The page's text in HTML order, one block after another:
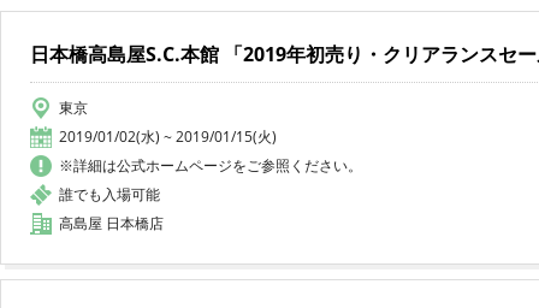
日本橋高島屋S.C.本館 「2019年初売り・クリアランスセ
東京
2019/01/02(水) ~ 2019/01/15(火)
※詳細は公式ホームページをご参照ください。
誰でも入場可能
高島屋 日本橋店